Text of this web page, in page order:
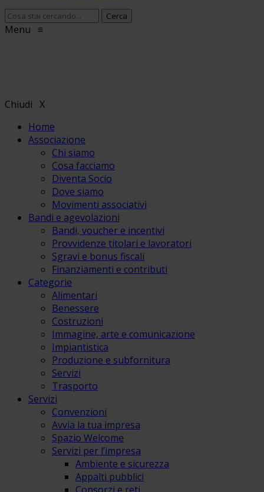
Menu ≡
Chiudi X
Home
Associazione
Chi siamo
Cosa facciamo
Diventa Socio
Dove siamo
Movimenti associativi
Bandi e agevolazioni
Bandi, voucher e incentivi
Provvidenze titolari e lavoratori
Sgravi e bonus fiscali
Finanziamenti e contributi
Categorie
Alimentari
Benessere
Costruzioni
Immagine, arte e comunicazione
Impiantistica
Produzione e subfornitura
Servizi
Trasporto
Servizi
Convenzioni
Avvia la tua impresa
Spazio Welcome
Servizi per l’impresa
Ambiente e sicurezza
Appalti pubblici